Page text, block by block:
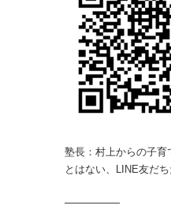
塾長：村上からの子育
とはない、LINE友だ
—————